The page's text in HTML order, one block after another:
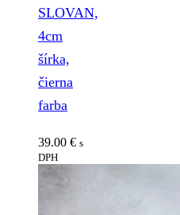
SLOVAN,
4cm
šírka,
čierna
farba
39.00 € s
DPH